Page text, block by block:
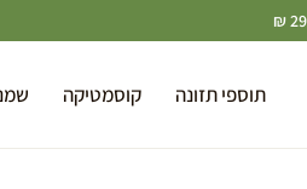
תוספי תזונה קוסמטיקה